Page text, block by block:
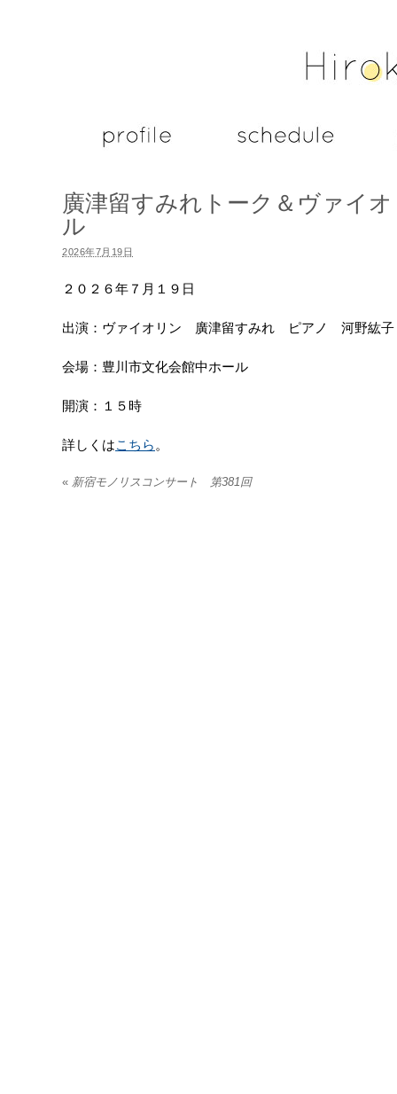
廣津留すみれトーク＆ヴァイ
ル
2026年7月19日
２０２６年７月１９日
出演：ヴァイオリン 廣津留すみれ ピアノ 河野紘子
会場：豊川市文化会館中ホール
開演：１５時
詳しくはこちら 。
« 新宿モノリスコンサート 第381回